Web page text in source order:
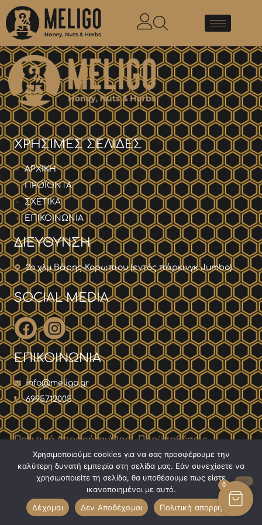
ΧΡΗΣΙΜΕΣ ΣΕΛΙΔΕΣ
ΑΡΧΙΚΗ
ΠΡΟΪΟΝΤΑ
ΣΧΕΤΙΚΑ
ΕΠΙΚΟΙΝΩΝΙΑ
ΔΙΕΥΘΥΝΣΗ
2ο χλμ Βάρης-Κορωπιου (εντός πάρκινγκ Jumbo)
SOCIAL MEDIA
ΕΠΙΚΟΙΝΩΝΙΑ
info@meligo.gr
6995712005
Πολιτική ΑπορρήτουΌροι-Προϋποθέσεις
Copyright © MELIGO | Developed by Blankpage
0
Χρησιμοποιούμε cookies για να σας προσφέρουμε την
καλύτερη δυνατή εμπειρία στη σελίδα μας. Εάν συνεχίσετε να
χρησιμοποιείτε τη σελίδα, θα υποθέσουμε πως είστε
ικανοποιημένοι με αυτό.
Δέχομαι
Δεν Αποδέχομαι Πολιτική απορρήτου